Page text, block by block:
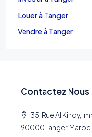
Louer à Tanger
Vendre à Tanger
Contactez Nous
35, Rue Al Kindy,
90000 Tanger, Maroc